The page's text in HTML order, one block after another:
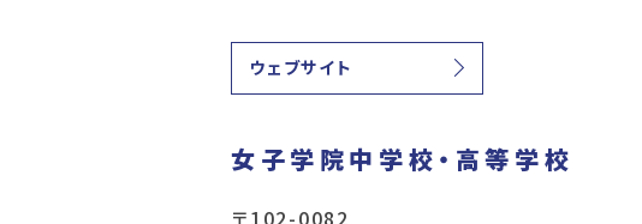
ウェブサイト
女子学院中学校・高等学校